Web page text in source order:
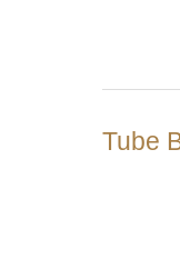
Tube